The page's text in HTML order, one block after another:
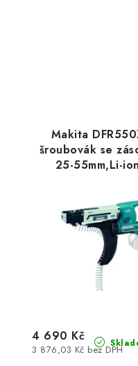
Makita
šroubovák se
25-55mm,Li-
3 876,03 Kč bez DPH
4 690 Kč